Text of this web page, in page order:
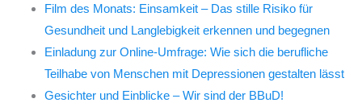
Film des Monats: Einsamkeit – Das stille Risiko für
Gesundheit und Langlebigkeit erkennen und begegnen
Einladung zur Online-Umfrage: Wie sich die berufliche
Teilhabe von Menschen mit Depressionen gestalten lässt
Gesichter und Einblicke – Wir sind der BBuD!